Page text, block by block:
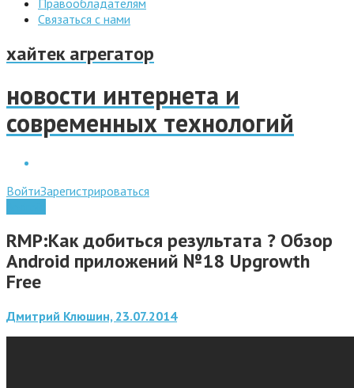
Правообладателям
Связаться с нами
хайтек агрегатор
новости интернета и
современных технологий
ВойтиЗарегистрироваться
RMP:Как добиться результата ? Обзор
Android приложений №18 Upgrowth
Free
Дмитрий Клюшин, 23.07.2014